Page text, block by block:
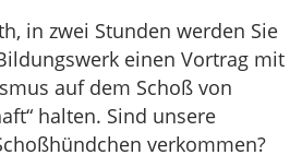
in zwei Stunden werden Sie
einen Vortrag mit
auf dem Schoß von
halten. Sind unsere
verkommen?